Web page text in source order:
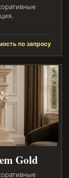
по запросу
Gold